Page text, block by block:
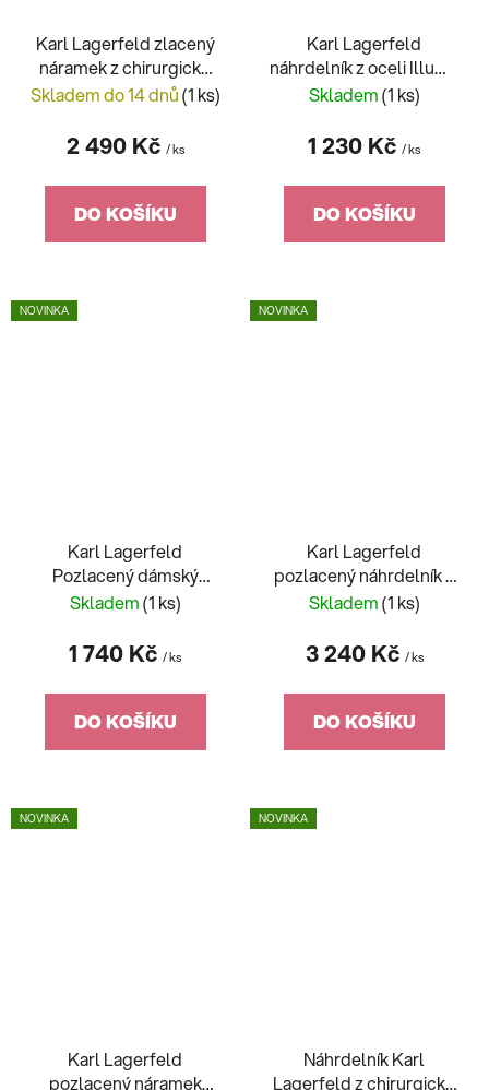
Karl Lagerfeld zlacený
náramek z chirurgické
oceli KLBJX10
Skladem do 14 dnů(1 ks)
2 490 Kč / ks
DO KOŠÍKU
Karl Lagerfeld
náhrdelník z oceli Illume
KLBJX07
Skladem(1 ks)
1 230 Kč / ks
DO KOŠÍKU
NOVINKA
Karl Lagerfeld
Pozlacený dámský
náhrdelník Illume
Skladem(1 ks)
1 740 Kč / ks
DO KOŠÍKU
NOVINKA
Karl Lagerfeld
pozlacený náhrdelník z
chirurgické oceli
Skladem(1 ks)
3 240 Kč / ks
DO KOŠÍKU
NOVINKA
Karl Lagerfeld
pozlacený náramek
NOVINKA
Náhrdelník Karl
Lagerfeld z chirurgické